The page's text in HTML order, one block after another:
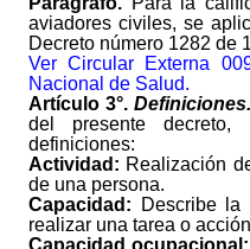
aviadores civiles, se
Decreto número 1282 de
Ver Circular Externa
Nacional de Salud.
Artículo 3°. Definiciones.
del presente decreto,
definiciones:
Actividad: Realización
de una persona.
Capacidad:
Describe la
realizar una tarea o
Capacidad ocupacional: